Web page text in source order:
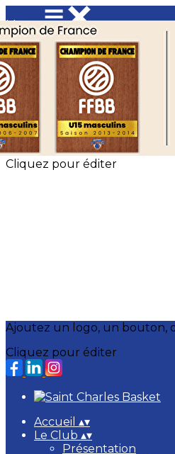
Menu
<
>
Événements Saint
Les évènements EFMB
?>
Images de la page d'accueil
Cliquez pour éditer
Ajoutez un logo, un bouton,
Cliquez pour éditer
Accueil ▴▾
Le Club ▴▾
Présentation